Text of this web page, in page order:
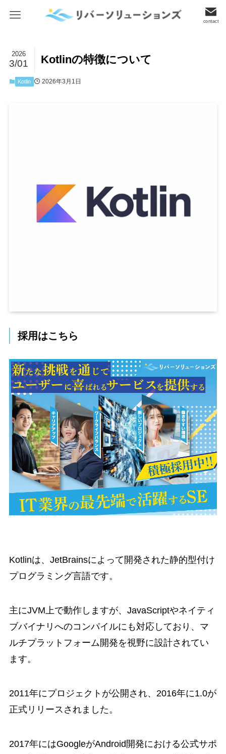
contact
Kotlinの特徴について
2026
3/01
Kotlin 2026年3月1日
採用はこちら
Kotlinは、JetBrainsによって開発された静的型付け
プログラミング言語です。
主にJVM上で動作しますが、JavaScriptやネイティ
ブバイナリへのコンパイルにも対応しており、マ
ルチプラットフォーム開発を視野に設計されてい
ます。
2011年にプロジェクトが公開され、2016年に1.0が
正式リリースされました。
2017年にはGoogleがAndroid開発における公式サポ